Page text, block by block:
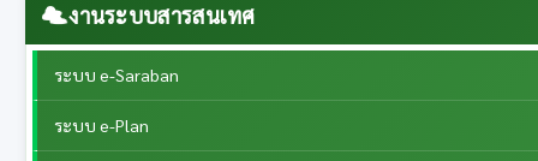
งานระบบสารสนเทศ
ระบบ e-Saraban
ระบบ e-Plan